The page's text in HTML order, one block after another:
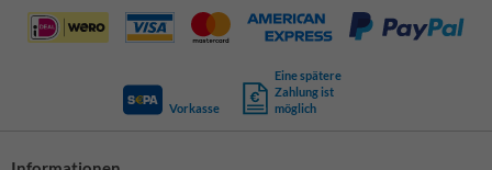
Vorkasse
Eine spätere
Zahlung ist
möglich